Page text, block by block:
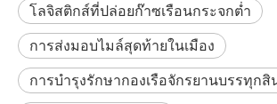
โลจิสติกส์ที่ปล่อยก๊าซเรือนกระจกต่ำ
การส่งมอบไมล์สุดท้ายในเมือง
การบำรุงรักษากองเรือจักรยานบรรทุกสิ